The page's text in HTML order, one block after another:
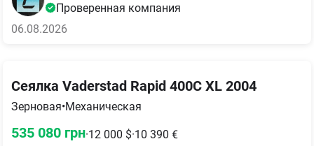
Проверенная компания
06.08.2026
Сеялка Vaderstad Rapid 400C XL 2004
Зерновая•Механическая
535 080 грн·12 000 $·10 390 €